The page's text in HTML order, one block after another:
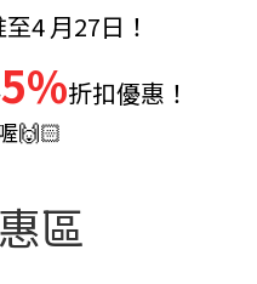
4 月27日！
5%折扣優惠！
🙌🏻
區